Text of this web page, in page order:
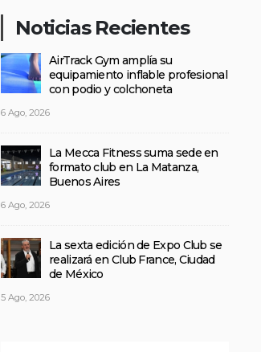
Noticias Recientes
AirTrack Gym amplía su
equipamiento inflable profesional
con podio y colchoneta
6 Ago, 2026
La Mecca Fitness suma sede en
formato club en La Matanza,
Buenos Aires
6 Ago, 2026
La sexta edición de Expo Club se
realizará en Club France, Ciudad
de México
5 Ago, 2026